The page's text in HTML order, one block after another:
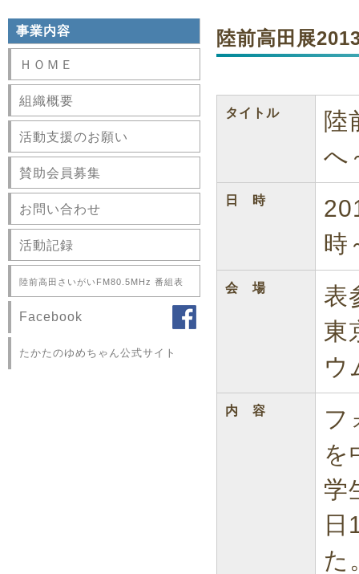
陸前高田展
タイトル
陸
へ
日 時
時
会 場
表
東
内 容
フ
を
学
日
た
事業内容
ＨＯＭＥ
組織概要
活動支援のお願い
賛助会員募集
お問い合わせ
活動記録
陸前高田さいがいFM80.5MHz 番組表
Facebook
たかたのゆめちゃん公式サイト